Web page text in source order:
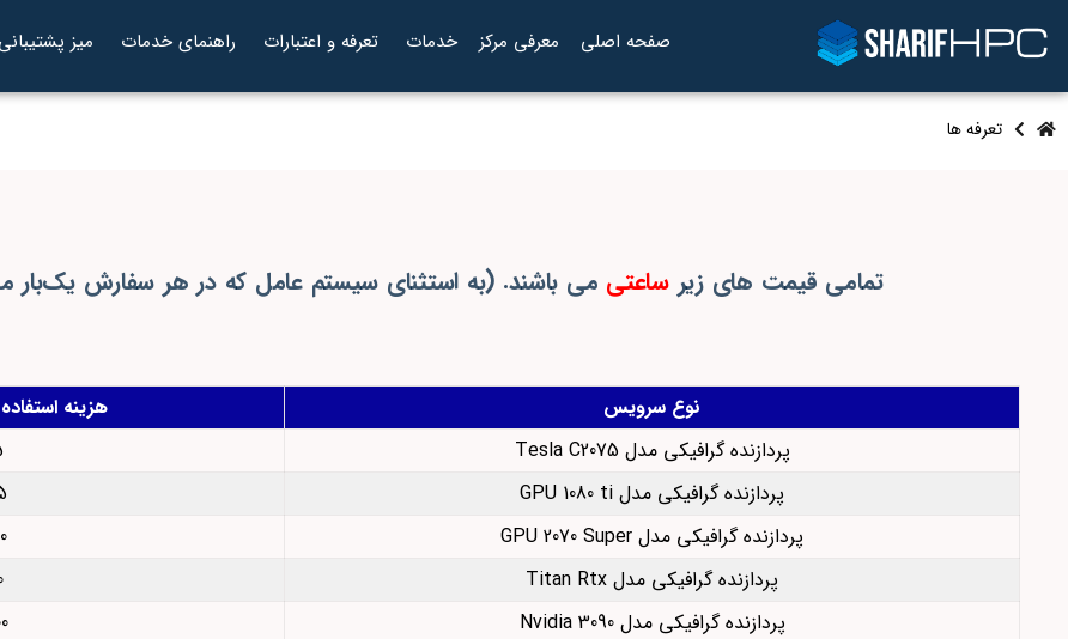
صفحه اصلی معرفی مرکز خدمات تعرفه و اعتبارات راهنمای خدمات میز پشتیبانی
تعرفه ها
تمامی قیمت های زیرساعتی می باشند. (به استثنای سیستم عامل که در هر سفارش
نوع سرویس
هزینه
پردازنده گرافیکی مدل Tesla C2075
پردازنده گرافیکی مدل GPU 1080 ti
پردازنده گرافیکی مدل GPU 2070 Super
پردازنده گرافیکی مدل Titan Rtx
پردازنده گرافیکی مدل Nvidia 3090